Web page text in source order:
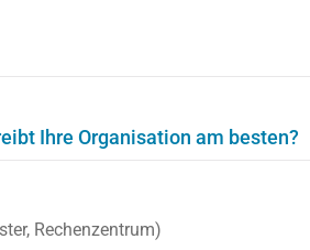
Ihre Organisation am besten?
Rechenzentrum)